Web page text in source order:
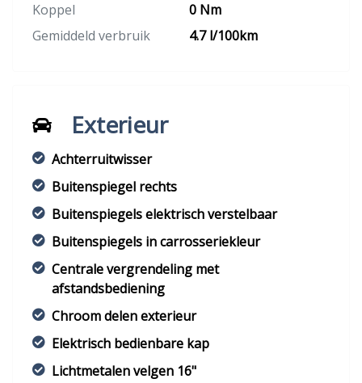
Koppel
0 Nm
Gemiddeld verbruik
4.7 l/100km
Exterieur
Achterruitwisser
Buitenspiegel rechts
Buitenspiegels elektrisch verstelbaar
Buitenspiegels in carrosseriekleur
Centrale vergrendeling met
afstandsbediening
Chroom delen exterieur
Elektrisch bedienbare kap
Lichtmetalen velgen 16"